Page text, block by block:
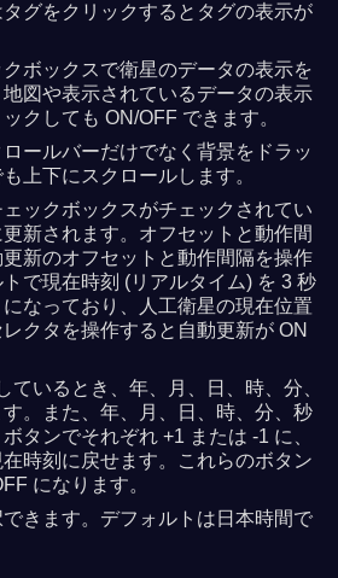
グをクリックするとタグの表示が
ボックスで衛星のデータの表示を
図や表示されているデータの表示
クしても ON/OFF できます。
ールバーだけでなく背景をドラッ
上下にスクロールします。
ックボックスがチェックされてい
新されます。オフセットと動作間
新のオフセットと動作間隔を操作
で現在時刻 (リアルタイム) を 3 秒
なっており、人工衛星の現在位置
クタを操作すると自動更新が ON
ているとき、年、月、日、時、分、
。また、年、月、日、時、分、秒
タンでそれぞれ +1 または -1 に、
時刻に戻せます。これらのボタン
になります。
きます。デフォルトは日本時間で